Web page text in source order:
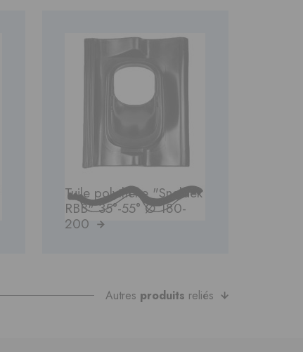
Tuile polythène "Sneldek
RBB" 35°-55° Ø 180-
200
Autres produits reliés